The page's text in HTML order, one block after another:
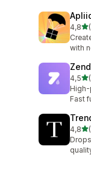
4,8z
with
4,5z
High-
Fast
4,8z